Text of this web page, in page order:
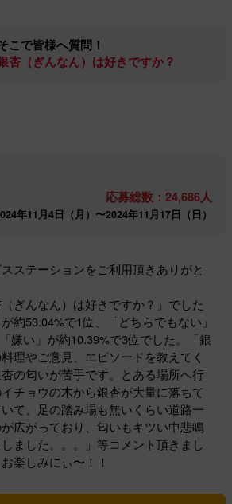
こで皆様へ質問！
杏（ぎんなん）は好きですか？
応募総数：24,686人
年11月4日（月）〜2024年11月17日（日）
ステーションをご利用頂きありがと
ぎんなん）は好きですか？」でした
約53.04%で1位、「どちらでもない」
嫌い」が約10.39%で3位でした。「銀
理やご意見、エピソードを教えてく
の匂いが苦手です。とある場所へ行
チョウの木から銀杏が大量に落ちて
て、足の踏み場も無いくらい道路一
広がっており、匂いもキツい中悲鳴
ました。。。」等コメント頂きまし
楽しみにぃ〜！！